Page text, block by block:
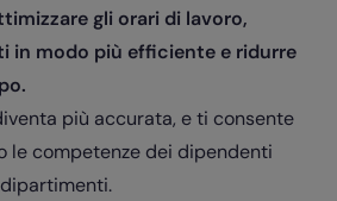
gli orari di lavoro,
in modo più efficiente e ridurre
più accurata, e ti consente
le competenze dei dipendenti